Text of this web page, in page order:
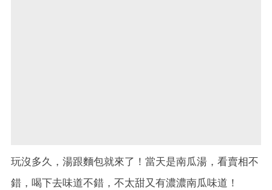
玩沒多久，湯跟麵包就來了！當天是南瓜湯，看賣相不
錯，喝下去味道不錯，不太甜又有濃濃南瓜味道！